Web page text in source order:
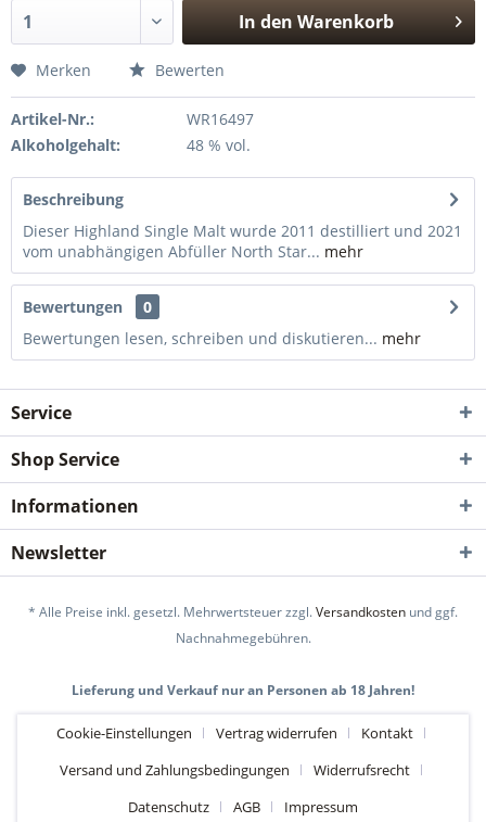
In den Warenkorb
Merken Bewerten
Artikel-Nr.:
WR16497
Alkoholgehalt:
48 % vol.
Beschreibung
Dieser Highland Single Malt wurde 2011 destilliert und 2021
vom unabhängigen Abfüller North Star... mehr
Bewertungen
0
Bewertungen lesen, schreiben und diskutieren... mehr
Service
Shop Service
Informationen
Newsletter
* Alle Preise inkl. gesetzl. Mehrwertsteuer zzgl.Versandkosten und ggf.
Nachnahmegebühren.
Lieferung und Verkauf nur an Personen ab 18 Jahren!
Cookie-Einstellungen Vertrag widerrufen
Kontakt
Versand und Zahlungsbedingungen
Widerrufsrecht
Datenschutz
AGB Impressum